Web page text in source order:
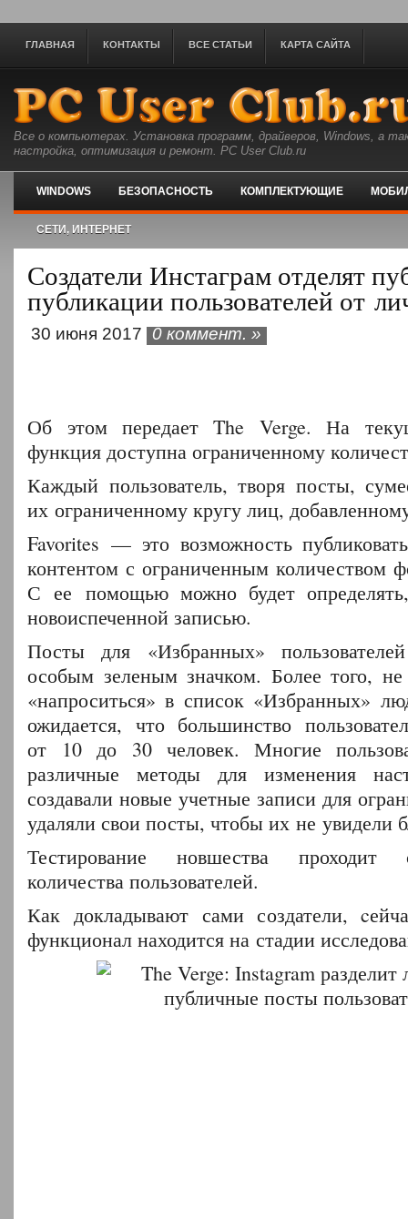
ГЛАВНАЯ КОНТАКТЫ ВСЕ СТАТЬИ КАРТА САЙТА
Все о компьютерах. Установка программ, драйверов, Windows, а
настройка, оптимизация и ремонт. PC User Club.ru
WINDOWS БЕЗОПАСНОСТЬ КОМПЛЕКТУЮЩИЕ
СЕТИ, ИНТЕРНЕТ
Создатели Инстаграм отделят
публикации пользователей от
30 июня 2017 0 коммент. »
Об этом передает The Verge. На
функция доступна ограниченному
Каждый пользователь, творя посты,
их ограниченному кругу лиц,
Favorites — это возможность
контентом с ограниченным количеством
С ее помощью можно будет
новоиспеченной записью.
Посты для «Избранных»
особым зеленым значком. Более того,
«напроситься» в список «Избранных»
ожидается, что большинство
от 10 до 30 человек. Многие
различные методы для изменения
создавали новые учетные записи для
удаляли свои посты, чтобы их не увидели
Тестирование новшества проходит
количества пользователей.
Как докладывают сами создатели,
функционал находится на стадии